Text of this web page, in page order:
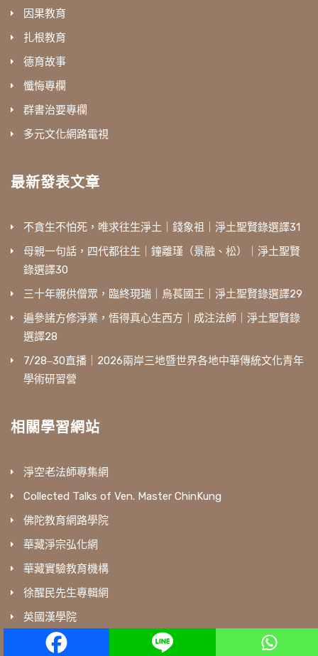
因果教育
扎根教育
德育故事
懺悔專欄
群書治要專欄
多元文化網路電視
最新發表文章
不貪生不怕死，唯求往生淨土｜錢象祖｜淨土聖賢錄選譯31
母親一句話，四代都往生｜鐘離瑾（景融、松）｜淨土聖賢
錄選譯30
三十年親供僧眾，臨終現瑞｜烏萇國王｜淨土聖賢錄選譯29
遍參諸方修淨業，悟得真心生西方｜成注法師｜淨土聖賢錄
選譯28
7/28‒30直播｜2026兩岸三地暨世界各地中華傳統文化青年
學術研習營
相關學習網站
淨空老法師專集網
Collected Talks of Ven. Master ChinKung
佛陀教育網路學院
華藏淨宗弘化網
華藏實驗教育機構
徐醒民先生專輯網
英國漢學院